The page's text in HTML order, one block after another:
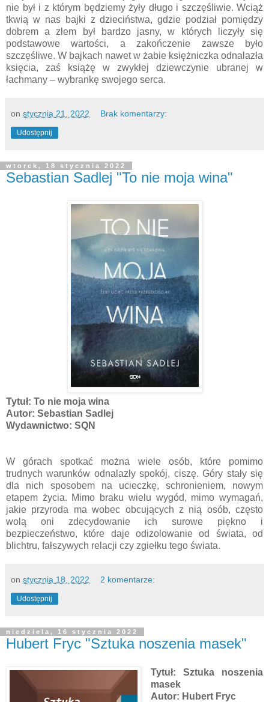
nie był i z którym będziemy żyły długo i szczęśliwie. Wciąż
tkwią w nas bajki z dzieciństwa, gdzie podział pomiędzy
dobrem a złem był bardzo jasny, w których liczyły się
podstawowe wartości, a zakończenie zawsze było
szczęśliwe. W bajkach nawet w żabie księżniczka odnalazła
księcia, zaś książę w zwykłej dziewczynie ubranej w
łachmany – wybrankę swojego serca.
on stycznia 21, 2022 Brak komentarzy:
Udostępnij
wtorek, 18 stycznia 2022
Sebastian Sadlej "To nie moja wina"
Tytuł: To nie moja wina
Autor: Sebastian Sadlej
Wydawnictwo: SQN
W górach spotkać można wiele osób, które pomimo
trudnych warunków odnalazły spokój, ciszę. Góry stały się
dla nich sposobem na ucieczkę, schronieniem, nowym
etapem życia. Mimo braku wielu wygód, mimo wymagań,
jakie przyroda ma wobec obcujących z nią osób, często
wolą oni zdecydowanie ich surowe piękno i
bezpieczeństwo, które daje odizolowanie od świata, od
blichtru, fałszywych relacji czy zgiełku tego świata.
on stycznia 18, 2022 2 komentarze:
Udostępnij
niedziela, 16 stycznia 2022
Hubert Fryc "Sztuka noszenia masek"
Tytuł: Sztuka noszenia
masek
Autor: Hubert Fryc